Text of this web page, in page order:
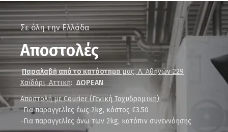
Σε όλη την Ελλάδα
Αποστολές
Παραλαβή από το κατάστημα μας, Λ. Αθηνών 229
Χαϊδάρι, Αττική:ΔΩΡΕΑΝ
Αποστολή με Courier (Γενική Ταχυδρομική):
-Για παραγγελίες έως 2kg, κόστος €3.50
-Για παραγγελίες άνω των 2kg, κατόπιν συνεννόησης